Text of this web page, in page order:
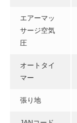
エアーマッ
サージ空気
圧
オートタイ
マー
張り地